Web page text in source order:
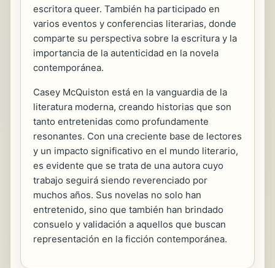
escritora queer. También ha participado en
varios eventos y conferencias literarias, donde
comparte su perspectiva sobre la escritura y la
importancia de la autenticidad en la novela
contemporánea.
Casey McQuiston está en la vanguardia de la
literatura moderna, creando historias que son
tanto entretenidas como profundamente
resonantes. Con una creciente base de lectores
y un impacto significativo en el mundo literario,
es evidente que se trata de una autora cuyo
trabajo seguirá siendo reverenciado por
muchos años. Sus novelas no solo han
entretenido, sino que también han brindado
consuelo y validación a aquellos que buscan
representación en la ficción contemporánea.